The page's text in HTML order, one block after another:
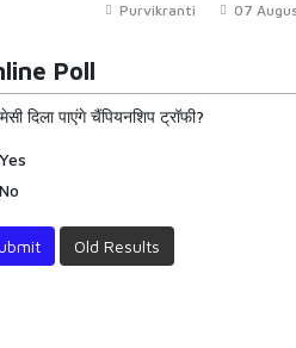
Purvikranti 07
Poll
दिला पाएंगे चैंपियनशिप ट्रॉफी?
Yes
No
Old Results